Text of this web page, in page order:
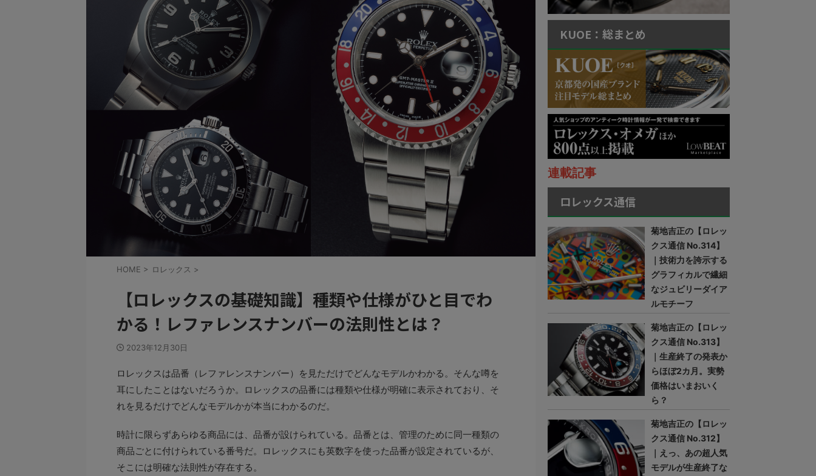
HOME > ロレックス >
【ロレックスの基礎知識】種類や仕様がひと目でわ
かる！レファレンスナンバーの法則性とは？
2023年12月30日
ロレックスは品番（レファレンスナンバー）を見ただけでどんなモデルかわかる。そんな噂を
耳にしたことはないだろうか。ロレックスの品番には種類や仕様が明確に表示されており、そ
れを見るだけでどんなモデルかが本当にわかるのだ。
時計に限らずあらゆる商品には、品番が設けられている。品番とは、管理のために同一種類の
商品ごとに付けられている番号だ。ロレックスにも英数字を使った品番が設定されているが、
そこには明確な法則性が存在する。
KUOE：総まとめ
連載記事
ロレックス通信
菊地吉正の【ロレッ
クス通信 No.314】
｜技術力を誇示する
グラフィカルで繊細
なジュビリーダイア
ルモチーフ
菊地吉正の【ロレッ
クス通信 No.313】
｜生産終了の発表か
らほぼ2カ月。実勢
価格はいまおいく
ら？
菊地吉正の【ロレッ
クス通信 No.312】
｜えっ、あの超人気
モデルが生産終了な